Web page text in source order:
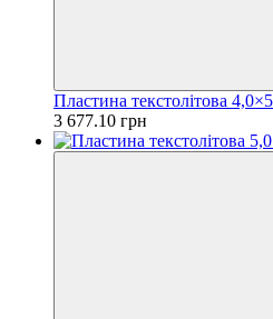
Пластина текстолітова
3 677.10 грн